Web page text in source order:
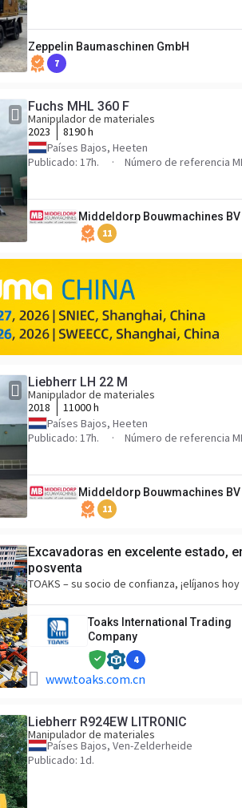
Zeppelin Baumaschinen GmbH
7
Fuchs MHL 360 F
Manipulador de materiales
2023
8190 h
Países Bajos, Heeten
Publicado: 17h.
Número de referencia
Middeldorp Bouwmachines BV
11
Liebherr LH 22 M
Manipulador de materiales
2018
11000 h
Países Bajos, Heeten
Publicado: 17h.
Número de referencia
Middeldorp Bouwmachines BV
11
Excavadoras en excelente estado,
posventa
TOAKS – su socio de confianza, ¡elíjanos
Toaks International Trading
Company
4
www.toaks.com.cn
Liebherr R924EW LITRONIC
Manipulador de materiales
Países Bajos, Ven-Zelderheide
Publicado: 1d.